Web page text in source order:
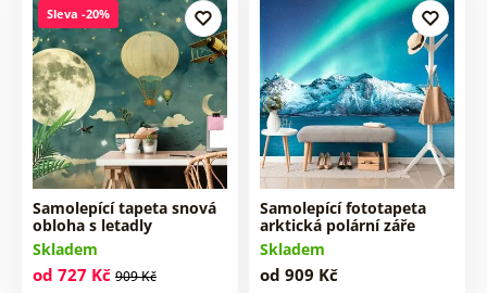
Sleva -20%
Samolepící tapeta snová
obloha s letadly
Skladem
od 727 Kč 909 Kč
Samolepící fototapeta
arktická polární záře
Skladem
od 909 Kč